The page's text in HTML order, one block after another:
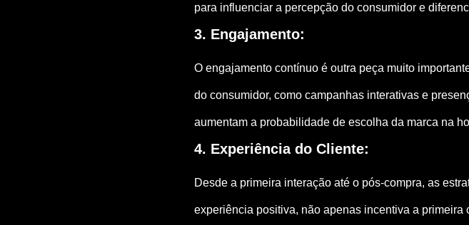
para influenciar a percepção do consumidor e
3. Engajamento:
O engajamento contínuo é outra peça muito
do consumidor, como campanhas interativas e
aumentam a probabilidade de escolha da marca na
4. Experiência do Cliente:
Desde a primeira interação até o pós-compra, as
experiência positiva, não apenas incentiva a